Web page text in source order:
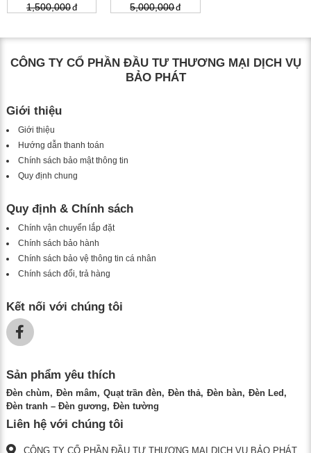
1,500,000 5,000,000
CÔNG TY CỔ PHẦN ĐẦU TƯ THƯƠNG MẠI DỊCH VỤ
BẢO PHÁT
Giới thiệu
Giới thiệu
Hướng dẫn thanh toán
Chính sách bảo mật thông tin
Quy định chung
Quy định & Chính sách
Chính vận chuyển lắp đặt
Chính sách bảo hành
Chính sách bảo vệ thông tin cá nhân
Chính sách đổi, trả hàng
Kết nối với chúng tôi
Sản phẩm yêu thích
Đèn chùm Đèn mâm Quạt trần đèn Đèn thả Đèn bàn
Đèn Led
Đèn tranh – Đèn gương
Đèn tường
Liên hệ với chúng tôi
CÔNG TY CỔ PHẦN ĐẦU TƯ THƯƠNG MẠI DỊCH VỤ BẢO PHÁT